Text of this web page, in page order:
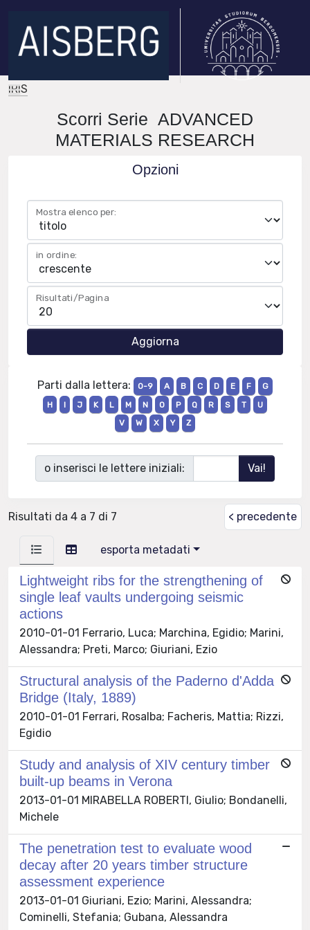
IRIS
Scorri Serie ADVANCED
MATERIALS RESEARCH
Opzioni
Mostra elenco per:
in ordine:
Risultati/Pagina
Parti dalla lettera: 0-9 A B C D E F
G
H
I J K L M N O P Q R S T
U
V
W X Y Z
o inserisci le lettere iniziali:
Risultati da 4 a 7 di 7 < precedente
esporta metadati
Lightweight ribs for the strengthening of
single leaf vaults undergoing seismic
actions
2010-01-01 Ferrario, Luca; Marchina, Egidio; Marini,
Alessandra; Preti, Marco; Giuriani, Ezio
Structural analysis of the Paderno d'Adda
Bridge (Italy, 1889)
2010-01-01 Ferrari, Rosalba; Facheris, Mattia; Rizzi,
Egidio
Study and analysis of XIV century timber
built-up beams in Verona
2013-01-01 MIRABELLA ROBERTI, Giulio; Bondanelli,
Michele
The penetration test to evaluate wood
decay after 20 years timber structure
assessment experience
2013-01-01 Giuriani, Ezio; Marini, Alessandra;
Cominelli, Stefania; Gubana, Alessandra